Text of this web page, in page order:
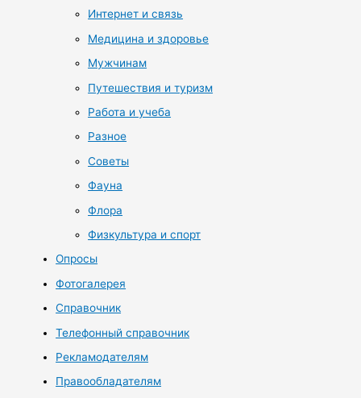
Интернет и связь
Медицина и здоровье
Мужчинам
Путешествия и туризм
Работа и учеба
Разное
Советы
Фауна
Флора
Физкультура и спорт
Опросы
Фотогалерея
Справочник
Телефонный справочник
Рекламодателям
Правообладателям